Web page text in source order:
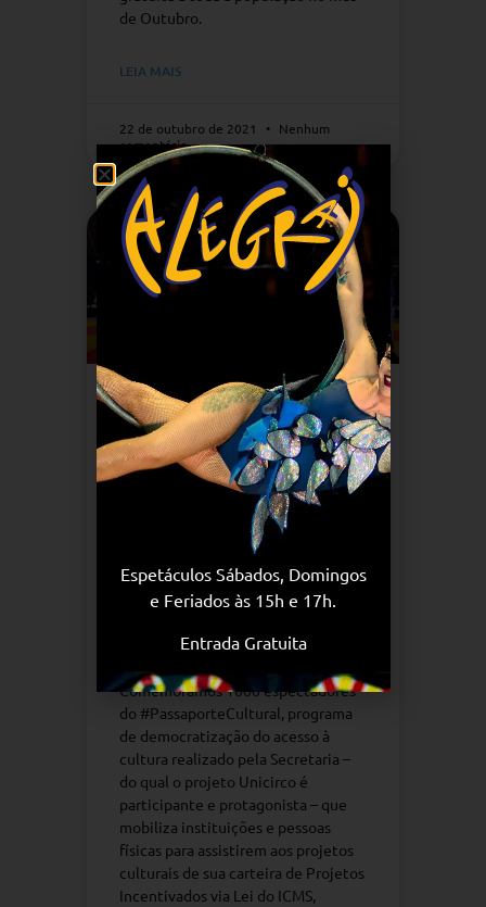
de Outubro.
LEIA MAIS
22 de outubro de 2021
Nenhum
comentário
Projeto Unicirco
recebe a Secretária de
Estado de Cultura e
Economia Criativa do
Rio de Janeiro para
celebrar 1000
espectadores do
Programa Passaporte
Cultural
Comemoramos 1000 espectadores
do #PassaporteCultural, programa
de democratização do acesso à
cultura realizado pela Secretaria –
do qual o projeto Unicirco é
participante e protagonista – que
mobiliza instituições e pessoas
físicas para assistirem aos projetos
culturais de sua carteira de Projetos
Incentivados via Lei do ICMS,
Espetáculos Sábados, Domingos
e Feriados às 15h e 17h.
Entrada Gratuita